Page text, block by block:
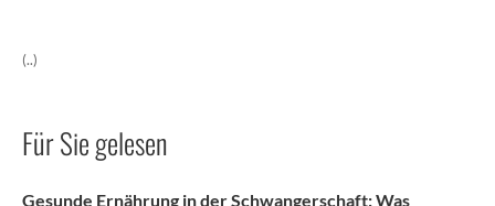
(..)
Für Sie gelesen
Gesunde Ernährung in der Schwangerschaft: Was